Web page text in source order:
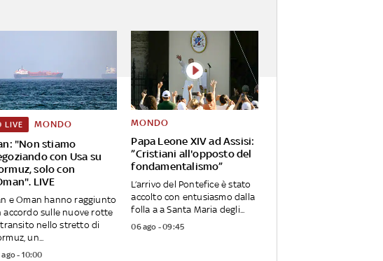
"Non stiamo
con Usa su
solo con
LIVE
LIVE MONDO
e Oman hanno raggiunto
accordo sulle nuove rotte
nello stretto di
un...
- 10:00
Papa Leone XIV ad Assisi:
”Cristiani all'opposto del
fondamentalismo”
MONDO
L’arrivo del Pontefice è stato
accolto con entusiasmo dalla
folla a a Santa Maria degli...
06 ago - 09:45